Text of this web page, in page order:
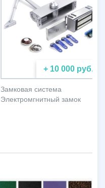
+ 10 000 руб.
Замковая система
Электромгнитный замок